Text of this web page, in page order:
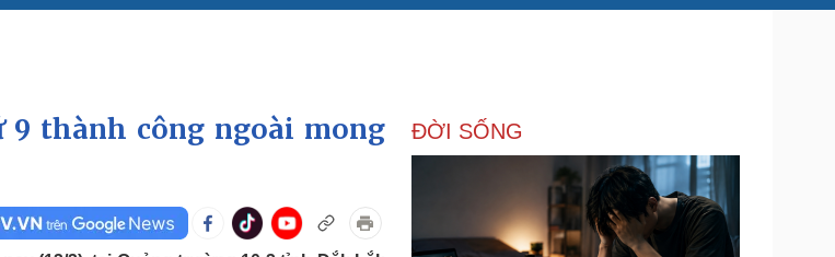
Infographic
Giá cà phê
Ô tô - Xe máy
Doanh nghiệp
Thông tin doanh nghiệp
Công nghệ
Sành điệu
thành công ngoài mong
ĐỜI SỐNG